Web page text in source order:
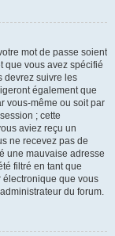
mot de passe soient
que vous avez spécifié
devrez suivre les
également que
vous-même ou soit par
; cette
aviez reçu un
ne recevez pas de
une mauvaise adresse
filtré en tant que
électronique que vous
du forum.